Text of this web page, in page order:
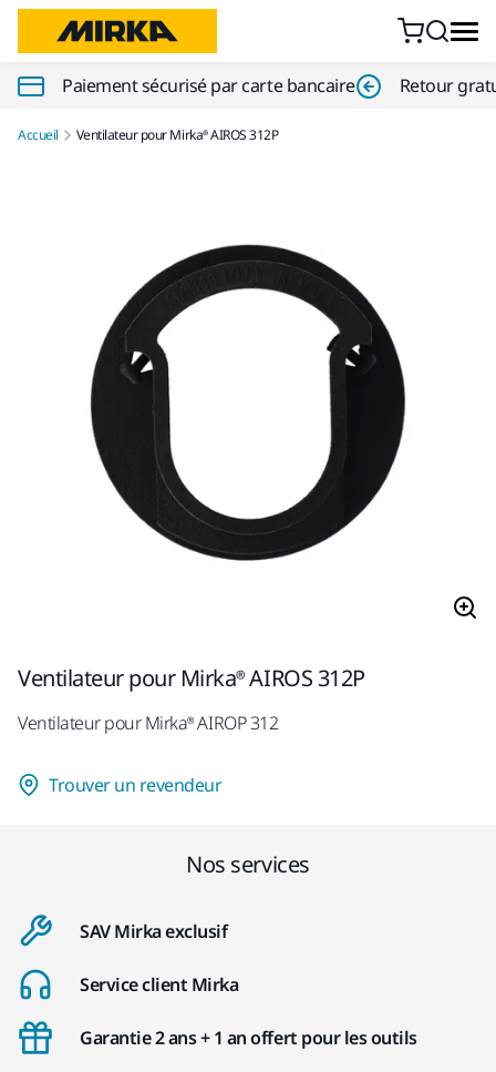
Paiement sécurisé par carte bancaire Retour
Accueil Ventilateur pour Mirka® AIROS 312P
Ventilateur pour Mirka® AIROS 312P
Ventilateur pour Mirka® AIROP 312
Trouver un revendeur
Nos services
SAV Mirka exclusif
Service client Mirka
Garantie 2 ans + 1 an offert pour les outils